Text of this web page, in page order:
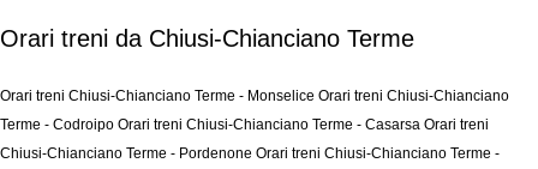
Orari treni da Chiusi-Chianciano Terme
Orari treni Chiusi-Chianciano Terme - Monselice Orari treni Chiusi-Chianciano
Terme - Codroipo Orari treni Chiusi-Chianciano Terme - Casarsa Orari treni
Chiusi-Chianciano Terme - Pordenone Orari treni Chiusi-Chianciano Terme -